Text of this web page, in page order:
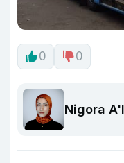
0 0
Nigora